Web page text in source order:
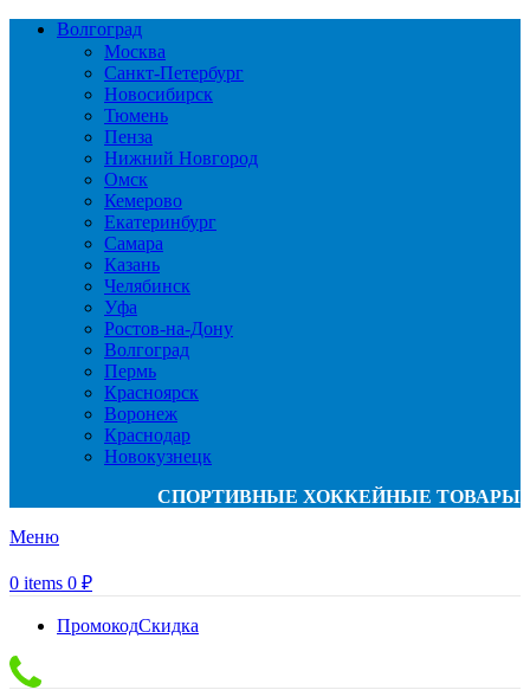
Волгоград
Москва
Санкт-Петербург
Новосибирск
Тюмень
Пенза
Нижний Новгород
Омск
Кемерово
Екатеринбург
Самара
Казань
Челябинск
Уфа
Ростов-на-Дону
Волгоград
Пермь
Красноярск
Воронеж
Краснодар
Новокузнецк
СПОРТИВНЫЕ ХОККЕЙНЫЕ ТОВАРЫ
Меню
0 items 0 ₽
ПромокодСкидка